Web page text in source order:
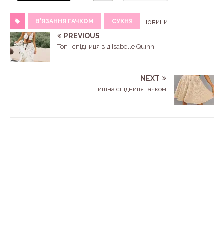
В'ЯЗАННЯ ГАЧКОМ СУКНЯ
новини
PREVIOUS
Топ і спідниця від Isabelle Quinn
NEXT
Пишна спідниця гачком